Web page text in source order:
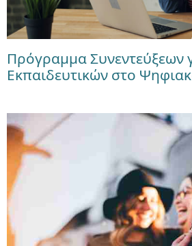
Πρόγραμμα Συνεντεύξεων
Εκπαιδευτικών στο